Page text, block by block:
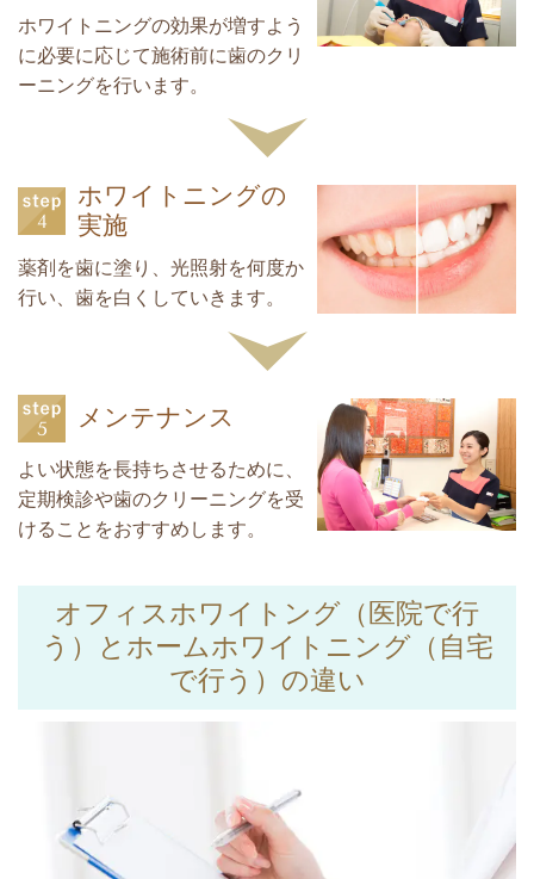
ホワイトニングの効果が増すよう
に必要に応じて施術前に歯のクリ
ーニングを行います。
ホワイトニングの
実施
薬剤を歯に塗り、光照射を何度か
行い、歯を白くしていきます。
メンテナンス
よい状態を長持ちさせるために、
定期検診や歯のクリーニングを受
けることをおすすめします。
オフィスホワイトング（医院で行
う）とホームホワイトニング（自宅
で行う）の違い